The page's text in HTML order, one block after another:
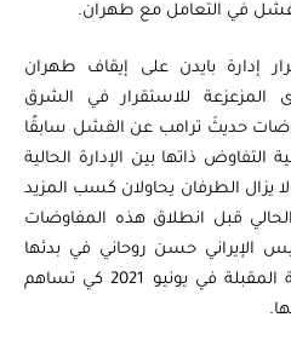
في التعامل مع طهران.
إدارة بايدن على إيقاف طهران
المزعزعة للاستقرار في الشرق
حديثَ ترامب عن الفشل سابقًا
ذاتها بين الإدارة الحالية
الطرفان يحاولان كسب المزيد
قبل انطلاق هذه المفاوضات
الإيراني حسن روحاني في بدئها
قبل الانتخابات الرئاسية الإيرانية المقبلة في يونيو 2021 كي تساهم